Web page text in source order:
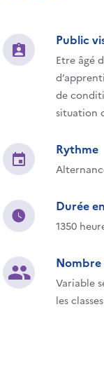
Public
Etre âgé
de
situation
Rythme
Durée
1350
Variable
les classes